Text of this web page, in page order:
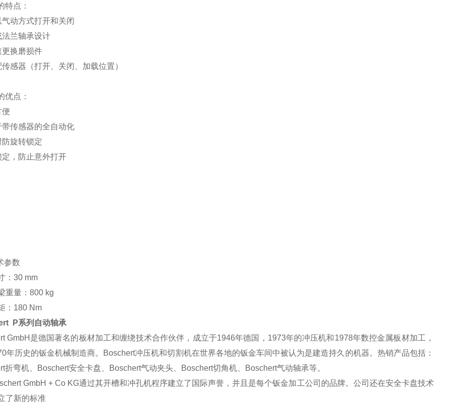
特点：
动方式打开和关闭
法兰轴承设计
更换磨损件
感器（打开、关闭、加载位置）
优点：
便
带传感器的全自动化
旋转锁定
定，防止意外打开
参数
：30 mm
重量：800 kg
：180 Nm
P系列自动轴承
GmbH是德国著名的板材加工和缠绕技术合作伙伴，成立于1946年德国，1973年的冲压机和1978年数控金属板材加工，
年历史的钣金机械制造商。Boschert冲压机和切割机在世界各地的钣金车间中被认为是建造持久的机器。热销产品包括：
折弯机、Boschert安全卡盘、Boschert气动夹头、Boschert切角机、Boschert气动轴承等。
GmbH + Co KG通过其开槽和冲孔机程序建立了国际声誉，并且是每个钣金加工公司的品牌。公司还在安全卡盘技术
了新的标准